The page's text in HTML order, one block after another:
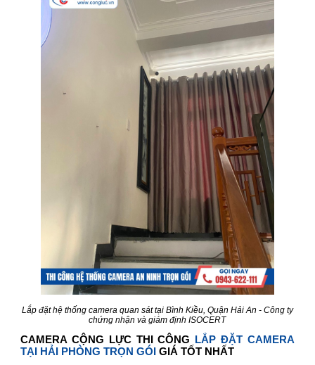
Lắp đặt hệ thống camera quan sát tại Bình Kiều, Quận Hải An - Công ty
chứng nhận và giám định ISOCERT
CAMERA CỘNG LỰC THI CÔNG LẮP ĐẶT CAMERA
TẠI HẢI PHÒNG TRỌN GÓIGIÁ TỐT NHẤT